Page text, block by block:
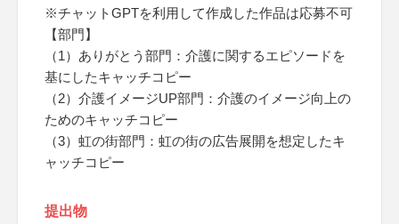
※チャットGPTを利用して作成した作品は応募不可
【部門】
（1）ありがとう部門：介護に関するエピソードを
基にしたキャッチコピー
（2）介護イメージUP部門：介護のイメージ向上の
ためのキャッチコピー
（3）虹の街部門：虹の街の広告展開を想定したキ
ャッチコピー
提出物